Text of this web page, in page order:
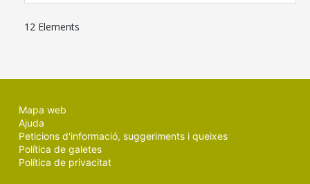
12 Elements
Mapa web
Ajuda
Peticions d'informació, suggeriments i queixes
Política de galetes
Política de privacitat